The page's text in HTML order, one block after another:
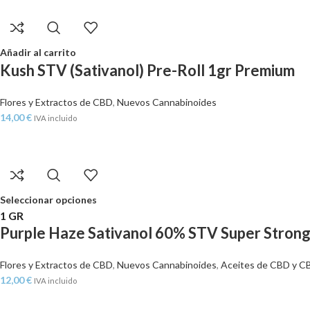
Añadir al carrito
Kush STV (Sativanol) Pre-Roll 1gr Premium
Flores y Extractos de CBD, Nuevos Cannabinoides
14,00€ IVA incluido
Seleccionar opciones
1 GR
Purple Haze Sativanol 60% STV Super Strong
Flores y Extractos de CBD, Nuevos Cannabinoides, Aceites de CBD y
12,00€ IVA incluido